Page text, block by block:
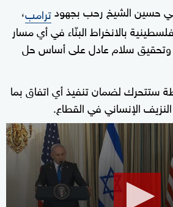
حسين الشيخ رحب بجهودترامب،
بالانخراط البنّاء في أي مسار
وتحقيق سلام عادل على أساس حل
ستتحرك لضمان تنفيذ أي اتفاق بما
الإنساني في القطاع.
0
seconds
minutes,